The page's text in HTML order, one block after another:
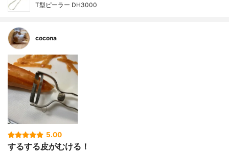
T型ピーラー DH3000
cocona
5.00
するする皮がむける！